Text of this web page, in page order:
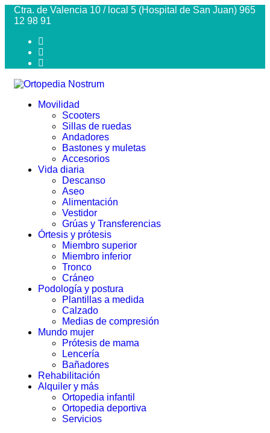
Ctra. de Valencia 10 / local 5 (Hospital de San Juan) 965
12 98 91
Movilidad
Scooters
Sillas de ruedas
Andadores
Bastones y muletas
Accesorios
Vida diaria
Descanso
Aseo
Alimentación
Vestidor
Grúas y Transferencias
Órtesis y prótesis
Miembro superior
Miembro inferior
Tronco
Cráneo
Podología y postura
Plantillas a medida
Calzado
Medias de compresión
Mundo mujer
Prótesis de mama
Lencería
Bañadores
Rehabilitación
Alquiler y más
Ortopedia infantil
Ortopedia deportiva
Servicios